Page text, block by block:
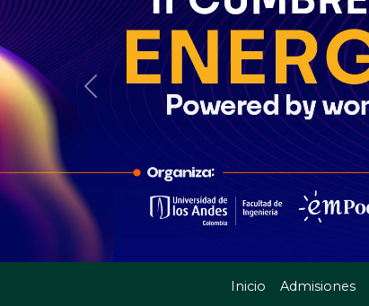
Anterior
Inicio Admisiones